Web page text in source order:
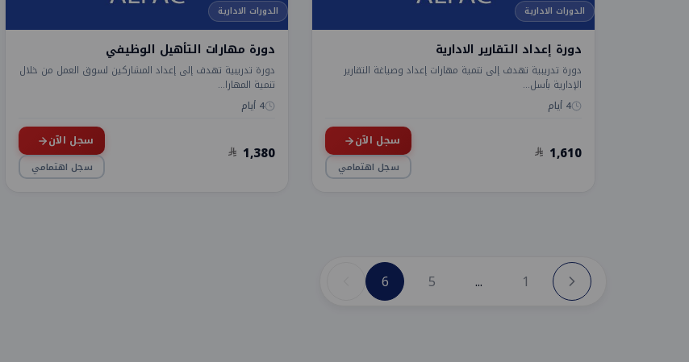
الدورات الادارية
دورة إعداد التقارير الادارية
دورة تدريبية تهدف إلى تنمية مهارات إعداد وصياغة التقارير
الإدارية بأسل...
4 أيام
1,610
سجل الآن
سجل اهتمامي
الدورات الادارية
دورة مهارات التأهيل الوظيفي
دورة تدريبية تهدف إلى إعداد المشاركين لسوق العمل من خلال
تنمية المهارا...
4 أيام
1,380
سجل الآن
سجل اهتمامي
1
...
5
6